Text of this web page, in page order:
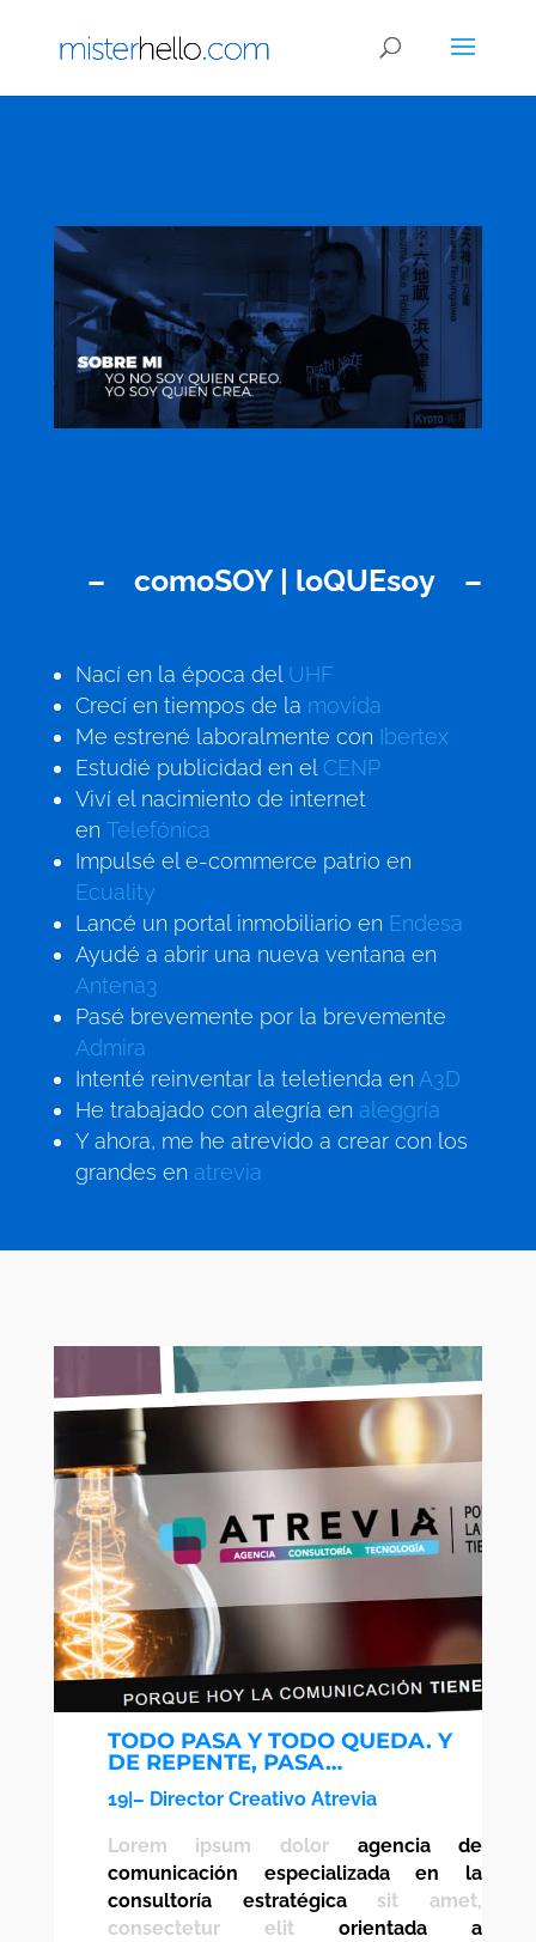
– comoSOY | loQUEsoy –
Nací en la época del UHF
Crecí en tiempos de la movida
Me estrené laboralmente con Ibertex
Estudié publicidad en el CENP
Viví el nacimiento de internet
en Telefónica
Impulsé el e-commerce patrio en
Ecuality
Lancé un portal inmobiliario en Endesa
Ayudé a abrir una nueva ventana en
Antena3
Pasé brevemente por la brevemente
Admira
Intenté reinventar la teletienda en A3D
He trabajado con alegría en aleggría
Y ahora, me he atrevido a crear con los
grandes en atrevia
TODO PASA Y TODO QUEDA. Y
DE REPENTE, PASA…
19|– Director Creativo Atrevia
Lorem ipsum dolor
agencia de
comunicación especializada en la
consultoría estratégica sit amet,
consectetur elitorientada a